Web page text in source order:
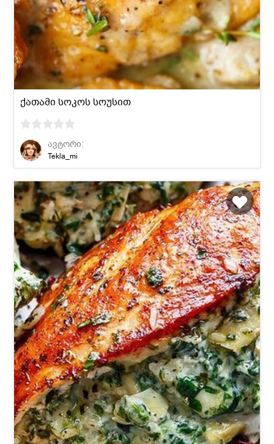
ქათამი სოკოს სოუსით
ავტორი:
Tekla_mi